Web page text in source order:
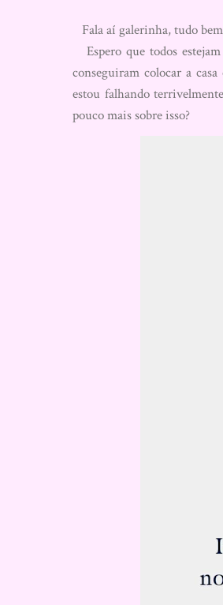
Fala aí galerinha, tudo
Espero que todos
conseguiram colocar a
estou falhando
pouco mais sobre isso?